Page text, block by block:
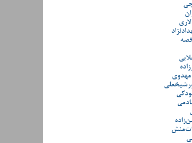
مهدوی